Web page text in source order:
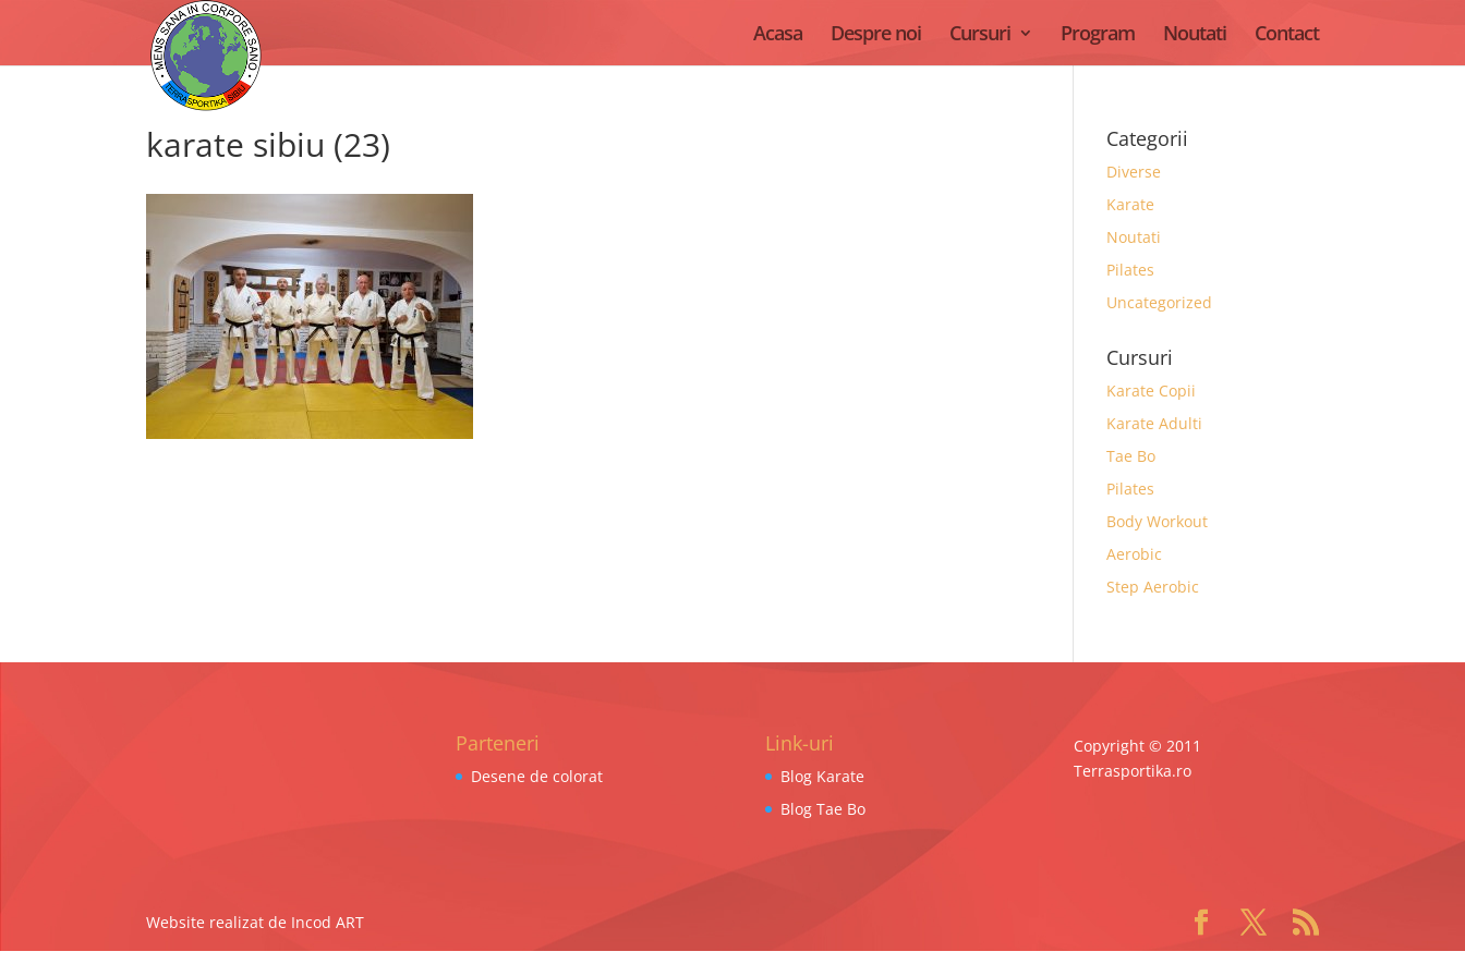
Acasa Despre noi Cursuri Program Noutati Contact
karate sibiu (23) Categorii
Diverse
Karate
Noutati
Pilates
Uncategorized
Cursuri
Karate Copii
Karate Adulti
Tae Bo
Pilates
Body Workout
Aerobic
Step Aerobic
Parteneri
Desene de colorat
Link-uri
Blog Karate
Blog Tae Bo
Copyright © 2011
Terrasportika.ro
Website realizat de Incod ART